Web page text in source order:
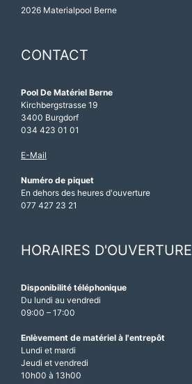
2026 Materialpool Berne
CONTACT
Pool De Matériel Berne
Kirchbergstrasse 19
3400 Burgdorf
034 423 01 01
E-Mail
Numéro de piquet
En dehors des heures d'ouverture
077 427 23 21
HORAIRES D'OUVERTURE
Disponibilité téléphonique
Du lundi au vendredi
09:00 – 17:00
Enlèvement de matériel à l'entrepôt
Lundi et mardi
Jeudi et vendredi
10h00 à 13h00